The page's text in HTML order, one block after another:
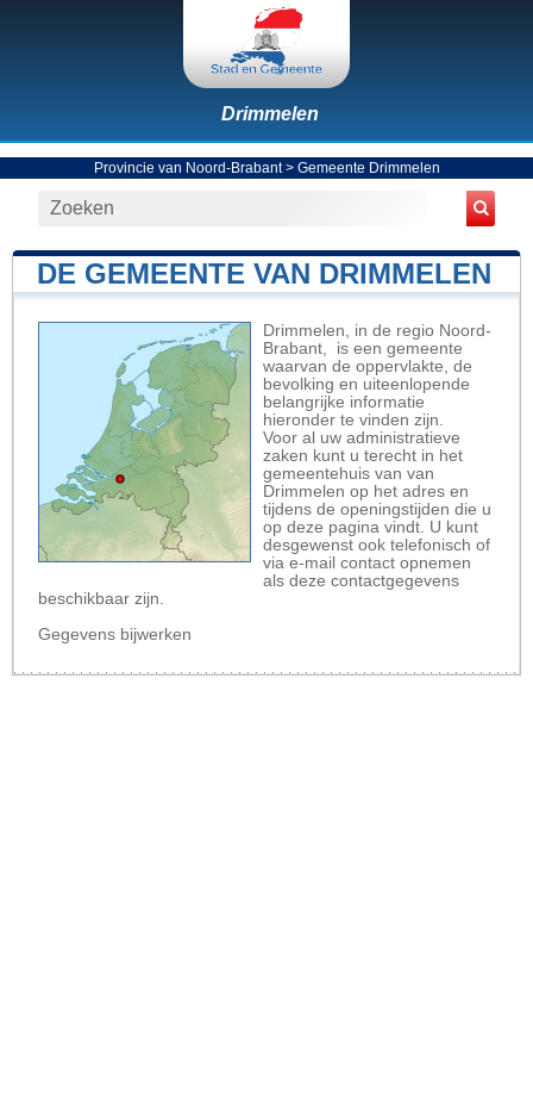
Drimmelen
Provincie van Noord-Brabant> Gemeente Drimmelen
DE GEMEENTE VAN DRIMMELEN
Drimmelen, in de regio Noord-
Brabant, is een gemeente
waarvan de oppervlakte, de
bevolking en uiteenlopende
belangrijke informatie
hieronder te vinden zijn.
Voor al uw administratieve
zaken kunt u terecht in het
gemeentehuis van van
Drimmelen op het adres en
tijdens de openingstijden die u
op deze pagina vindt. U kunt
desgewenst ook telefonisch of
via e-mail contact opnemen
als deze contactgegevens
beschikbaar zijn.
Gegevens bijwerken